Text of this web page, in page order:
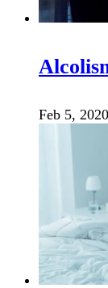
Feb 5, 2020